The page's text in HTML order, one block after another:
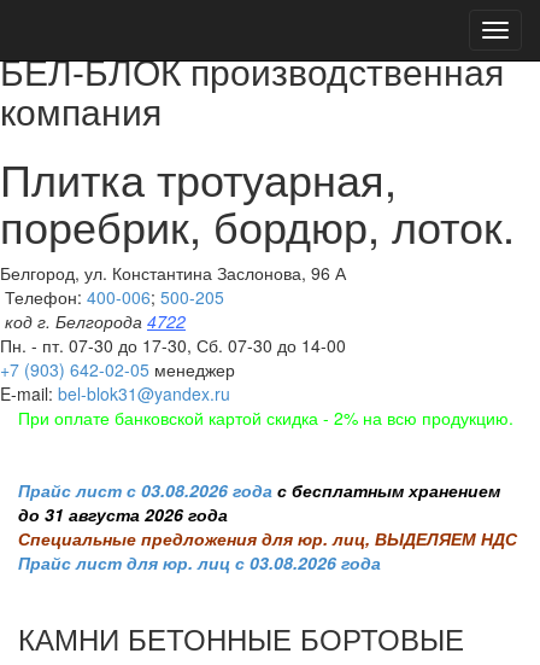
БЕЛ-БЛОК производственная
компания
Плитка тротуарная,
поребрик, бордюр, лоток.
Белгород, ул. Константина Заслонова, 96 А
Телефон: 400-006; 500-205
код г. Белгорода 4722
Пн. - пт. 07-30 до 17-30, Сб. 07-30 до 14-00
+7 (903) 642-02-05 менеджер
E-mail: bel-blok31@yandex.ru
При оплате банковской картой скидка - 2% на всю продукцию.
Прайс лист с 03.08.2026 года с бесплатным хранением
до 31 августа 2026 года
Специальные предложения для юр. лиц, ВЫДЕЛЯЕМ НДС
Прайс лист для юр. лиц с 03.08.2026 года
КАМНИ БЕТОННЫЕ БОРТОВЫЕ